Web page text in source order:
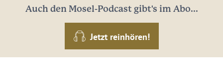
Auch den Mosel-Podcast gibt's im Abo...
Jetzt reinhören!